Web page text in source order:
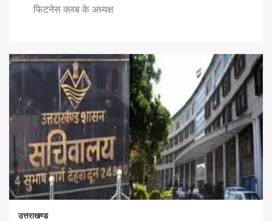
फिटनेस क्लब के अध्यक्ष
उत्तराखण्ड